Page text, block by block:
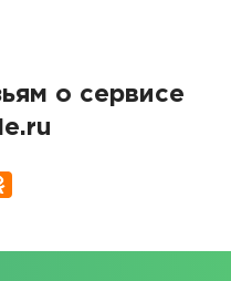
о сервисе